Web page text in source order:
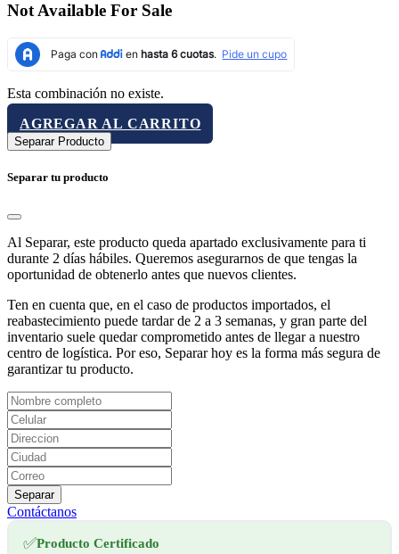
Not Available For Sale
Esta combinación no existe.
AGREGAR AL CARRITO
Separar Producto
Separar tu producto
Al Separar, este producto queda apartado exclusivamente para ti
durante 2 días hábiles. Queremos asegurarnos de que tengas la
oportunidad de obtenerlo antes que nuevos clientes.
Ten en cuenta que, en el caso de productos importados, el
reabastecimiento puede tardar de 2 a 3 semanas, y gran parte del
inventario suele quedar comprometido antes de llegar a nuestro
centro de logística. Por eso, Separar hoy es la forma más segura de
garantizar tu producto.
Separar
Contáctanos
✅Producto Certificado